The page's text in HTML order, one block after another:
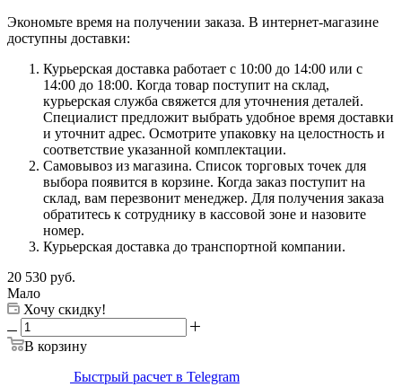
Экономьте время на получении заказа. В интернет-магазине
доступны доставки:
Курьерская доставка работает с 10:00 до 14:00 или с
14:00 до 18:00. Когда товар поступит на склад,
курьерская служба свяжется для уточнения деталей.
Специалист предложит выбрать удобное время доставки
и уточнит адрес. Осмотрите упаковку на целостность и
соответствие указанной комплектации.
Самовывоз из магазина. Список торговых точек для
выбора появится в корзине. Когда заказ поступит на
склад, вам перезвонит менеджер. Для получения заказа
обратитесь к сотруднику в кассовой зоне и назовите
номер.
Курьерская доставка до транспортной компании.
20 530 руб.
Мало
Хочу скидку!
В корзину
Быстрый расчет в Telegram